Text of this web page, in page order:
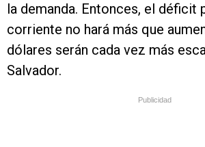
la demanda. Entonces, el déficit
corriente no hará más que
dólares serán cada vez más
Salvador.
Publicidad